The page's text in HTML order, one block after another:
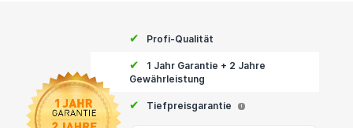
✔ Profi-Qualität
✔
1 Jahr Garantie + 2 Jahre
Gewährleistung
✔ Tiefpreisgarantie i